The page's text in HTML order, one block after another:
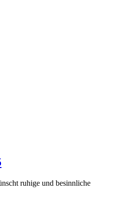
ruhige und besinnliche